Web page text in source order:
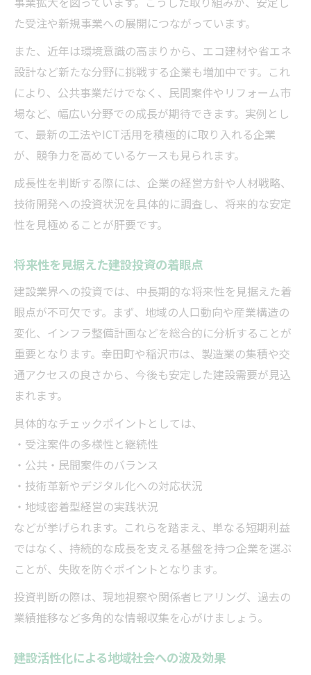
た受注や新規事業への展開につながっています。
また、近年は環境意識の高まりから、エコ建材や省エネ
設計など新たな分野に挑戦する企業も増加中です。これ
により、公共事業だけでなく、民間案件やリフォーム市
場など、幅広い分野での成長が期待できます。実例とし
て、最新の工法やICT活用を積極的に取り入れる企業
が、競争力を高めているケースも見られます。
成長性を判断する際には、企業の経営方針や人材戦略、
技術開発への投資状況を具体的に調査し、将来的な安定
性を見極めることが肝要です。
将来性を見据えた建設投資の着眼点
建設業界への投資では、中長期的な将来性を見据えた着
眼点が不可欠です。まず、地域の人口動向や産業構造の
変化、インフラ整備計画などを総合的に分析することが
重要となります。幸田町や稲沢市は、製造業の集積や交
通アクセスの良さから、今後も安定した建設需要が見込
まれます。
具体的なチェックポイントとしては、
・受注案件の多様性と継続性
・公共・民間案件のバランス
・技術革新やデジタル化への対応状況
・地域密着型経営の実践状況
などが挙げられます。これらを踏まえ、単なる短期利益
ではなく、持続的な成長を支える基盤を持つ企業を選ぶ
ことが、失敗を防ぐポイントとなります。
投資判断の際は、現地視察や関係者ヒアリング、過去の
業績推移など多角的な情報収集を心がけましょう。
建設活性化による地域社会への波及効果